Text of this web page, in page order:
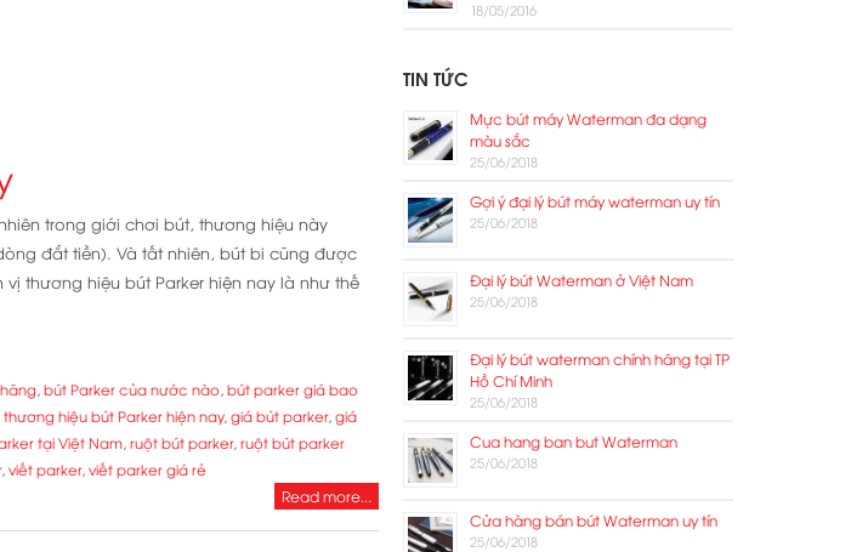
trong giới chơi bút, thương hiệu này
đắt tiền). Và tất nhiên, bút bi cũng được
thương hiệu bút Parker hiện nay là như thế
bút Parker của nước nào bút parker giá bao
thương hiệu bút Parker hiện nay, giá bút parker, giá
tại Việt Nam ruột bút parker, ruột bút parker
, viết parker, viết parker giá rẻ
Read more...
18/05/2016
TIN TỨC
Mực bút máy Waterman đa dạng
màu sắc
25/06/2018
Gợi ý đại lý bút máy waterman uy tín
25/06/2018
Đại lý bút Waterman ở Việt Nam
25/06/2018
Đại lý bút waterman chính hãng tại TP
Hồ Chí Minh
25/06/2018
Cua hang ban but Waterman
25/06/2018
Cửa hàng bán bút Waterman uy tín
25/06/2018